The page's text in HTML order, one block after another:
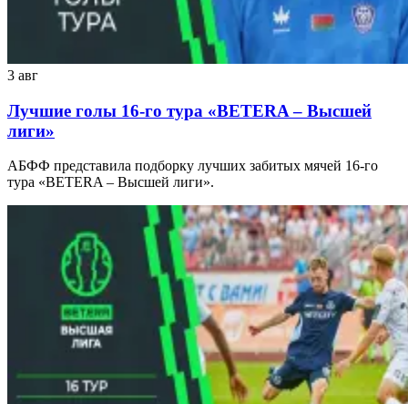
3 авг
Лучшие голы 16-го тура «BETERA – Высшей
лиги»
АБФФ представила подборку лучших забитых мячей 16-го
тура «BETERA – Высшей лиги».